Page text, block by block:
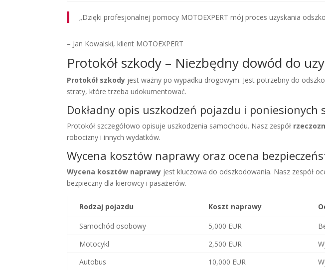
„Dzięki profesjonalnej pomocy MOTOEXPERT mój proces uzyskania
– Jan Kowalski, klient MOTOEXPERT
Protokół szkody – Niezbędny dowód do
Protokół szkody jest ważny po wypadku drogowym. Jest potrzebny do
straty, które trzeba udokumentować.
Dokładny opis uszkodzeń pojazdu i poniesionych
Protokół szczegółowo opisuje uszkodzenia samochodu. Nasz zespół
robocizny i innych wydatków.
Wycena kosztów naprawy oraz ocena
Wycena kosztów naprawy jest kluczowa do odszkodowania. Nasz zespół
bezpieczny dla kierowcy i pasażerów.
Rodzaj pojazdu Koszt naprawy
Samochód osobowy 5,000 EUR
Motocykl
2,500 EUR
Autobus
10,000 EUR